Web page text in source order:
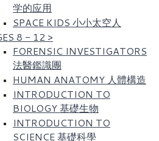
学的应用
SPACE KIDS 小小太空人
8 - 12 >
FORENSIC INVESTIGATORS
法醫鑑識團
HUMAN ANATOMY 人體構造
INTRODUCTION TO
BIOLOGY 基礎生物
INTRODUCTION TO
SCIENCE 基礎科學